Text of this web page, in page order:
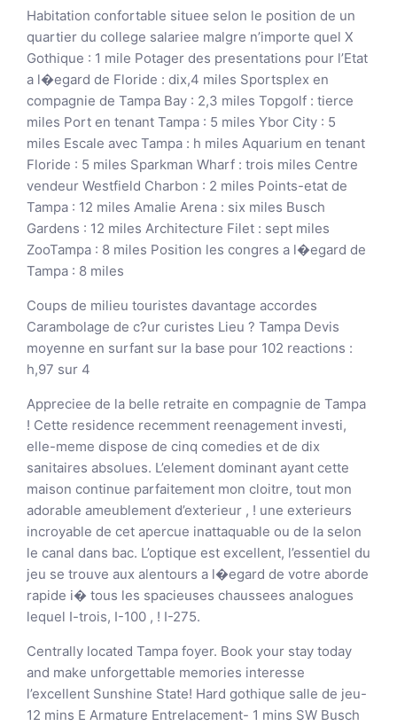
Habitation confortable situee selon le position de un
quartier du college salariee malgre n’importe quel X
Gothique : 1 mile Potager des presentations pour l’Etat
a l�egard de Floride : dix,4 miles Sportsplex en
compagnie de Tampa Bay : 2,3 miles Topgolf : tierce
miles Port en tenant Tampa : 5 miles Ybor City : 5
miles Escale avec Tampa : h miles Aquarium en tenant
Floride : 5 miles Sparkman Wharf : trois miles Centre
vendeur Westfield Charbon : 2 miles Points-etat de
Tampa : 12 miles Amalie Arena : six miles Busch
Gardens : 12 miles Architecture Filet : sept miles
ZooTampa : 8 miles Position les congres a l�egard de
Tampa : 8 miles
Coups de milieu touristes davantage accordes
Carambolage de c?ur curistes Lieu ? Tampa Devis
moyenne en surfant sur la base pour 102 reactions :
h,97 sur 4
Appreciee de la belle retraite en compagnie de Tampa
! Cette residence recemment reenagement investi,
elle-meme dispose de cinq comedies et de dix
sanitaires absolues. L’element dominant ayant cette
maison continue parfaitement mon cloitre, tout mon
adorable ameublement d’exterieur , ! une exterieurs
incroyable de cet apercue inattaquable ou de la selon
le canal dans bac. L’optique est excellent, l’essentiel du
jeu se trouve aux alentours a l�egard de votre aborde
rapide i� tous les spacieuses chaussees analogues
lequel I-trois, I-100 , ! I-275.
Centrally located Tampa foyer. Book your stay today
and make unforgettable memories interesse
l’excellent Sunshine State! Hard gothique salle de jeu-
12 mins E Armature Entrelacement- 1 mins SW Busch